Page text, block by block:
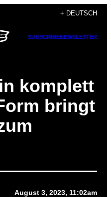
+ DEUTSCH
SUBSCRIBENEWSLETTER
komplett
bringt
August 3, 2023, 11:02am